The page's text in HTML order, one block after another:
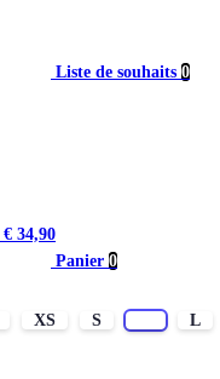
Liste de souhaits 0
Panier 0
€ 34,90
XS S
L